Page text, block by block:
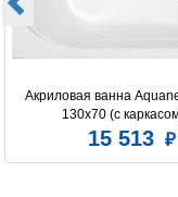
Акриловая ванна
130x70 (с
15 513